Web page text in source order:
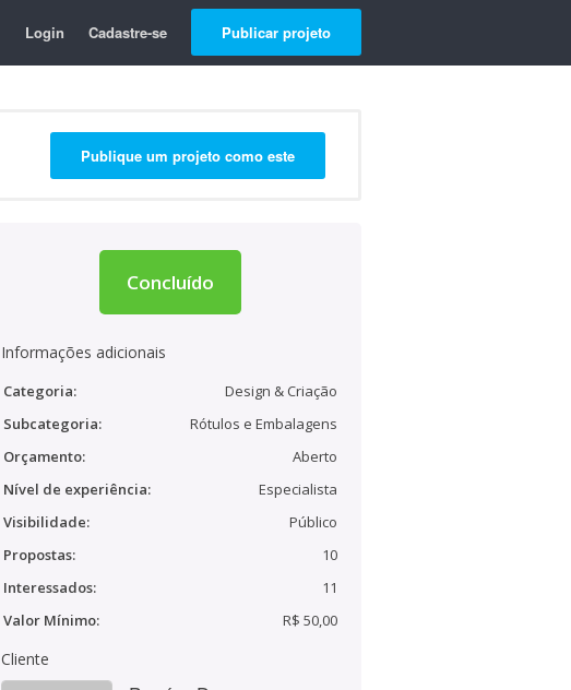
Login Cadastre-se Publicar projeto
Publique um projeto como este
Concluído
Informações adicionais
Categoria:
Design & Criação
Subcategoria:
Rótulos e Embalagens
Orçamento:
Aberto
Nível de experiência:
Especialista
Visibilidade:
Público
Propostas:
10
Interessados:
11
Valor Mínimo:
R$ 50,00
Cliente